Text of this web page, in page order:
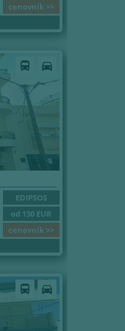
cenovnik >>
directions_bus directions_car
EDIPSOS
od 130 EUR
cenovnik >>
directions_bus directions_car